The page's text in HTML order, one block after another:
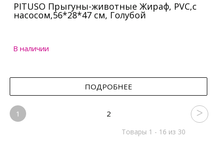
PITUSO Прыгуны-животные Жираф, PVC,с
насосом,56*28*47 см, Голубой
В наличии
ПОДРОБНЕЕ
1 2
Товары 1 - 16 из 30